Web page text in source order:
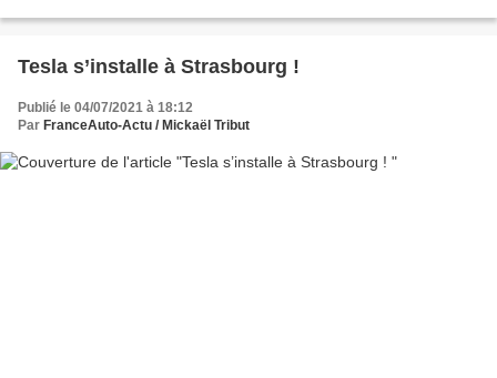
Tesla s’installe à Strasbourg !
Publié le 04/07/2021 à 18:12
Par FranceAuto-Actu / Mickaël Tribut